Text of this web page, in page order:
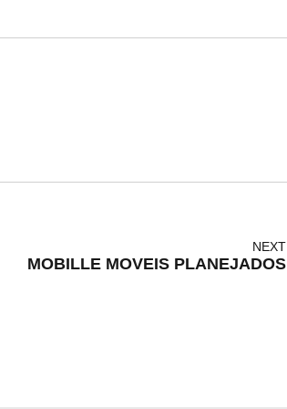
NEXT
MOBILLE MOVEIS PLANEJADOS